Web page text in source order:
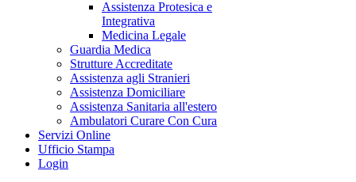
Assistenza Protesica e
Integrativa
Medicina Legale
Guardia Medica
Strutture Accreditate
Assistenza agli Stranieri
Assistenza Domiciliare
Assistenza Sanitaria all'estero
Ambulatori Curare Con Cura
Servizi Online
Ufficio Stampa
Login